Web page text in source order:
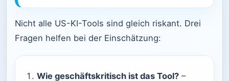
Nicht alle US-KI-Tools sind gleich riskant. Drei
Fragen helfen bei der Einschätzung:
Wie geschäftskritisch ist das Tool? –